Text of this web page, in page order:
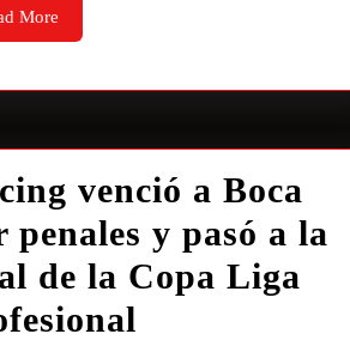
More
venció a Boca
penales y pasó a la
de la Copa Liga